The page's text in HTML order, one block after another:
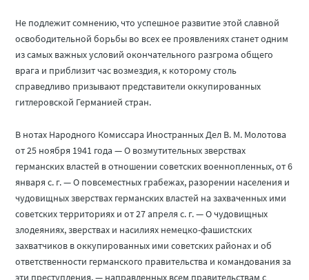
Не подлежит сомнению, что успешное развитие этой славной
освободительной борьбы во всех ее проявлениях станет одним
из самых важных условий окончательного разгрома общего
врага и приблизит час возмездия, к которому столь
справедливо призывают представители оккупированных
гитлеровской Германией стран.
В нотах Народного Комиссара Иностранных Дел В. М. Молотова
от 25 ноября 1941 года — О возмутительных зверствах
германских властей в отношении советских военнопленных, от 6
января с. г. — О повсеместных грабежах, разорении населения и
чудовищных зверствах германских властей на захваченных ими
советских территориях и от 27 апреля с. г. — О чудовищных
злодеяниях, зверствах и насилиях немецко-фашистских
захватчиков в оккупированных ими советских районах и об
ответственности германского правительства и командования за
эти преступления, — направленных всем правительствам с